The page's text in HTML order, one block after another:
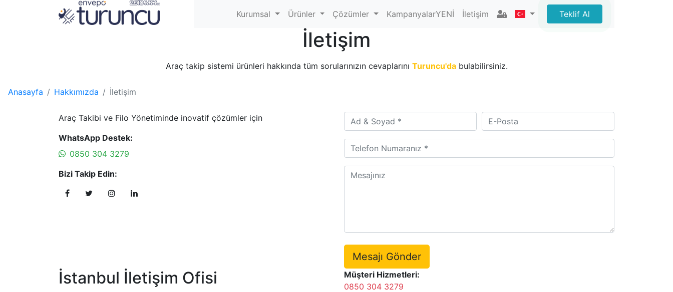
Kurumsal Ürünler Çözümler KampanyalarYENİ İletişim Teklif Al
İletişim
Araç takip sistemi ürünleri hakkında tüm sorularınızın cevaplarını Turuncu'dabulabilirsiniz.
Anasayfa Hakkımızda İletişim
Araç Takibi ve Filo Yönetiminde inovatif çözümler için
WhatsApp Destek:
0850 304 3279
Bizi Takip Edin:
Ad Soyad * E-Posta
Telefon *
Mesaj
Mesajı Gönder
İstanbul İletişim Ofisi
Müşteri Hizmetleri:
0850 304 3279